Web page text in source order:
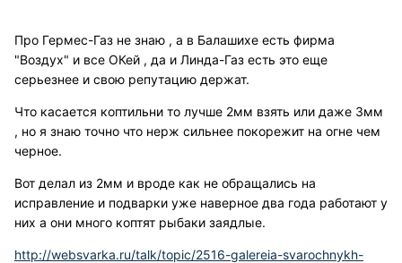
Про Гермес-Газ не знаю , а в Балашихе есть фирма
"Воздух" и все ОКей , да и Линда-Газ есть это еще
серьезнее и свою репутацию держат.
Что касается коптильни то лучше 2мм взять или даже 3мм
, но я знаю точно что нерж сильнее покорежит на огне чем
черное.
Вот делал из 2мм и вроде как не обращались на
исправление и подварки уже наверное два года работают у
них а они много коптят рыбаки заядлые.
http://websvarka.ru/talk/topic/2516-galereia-svarochnykh-